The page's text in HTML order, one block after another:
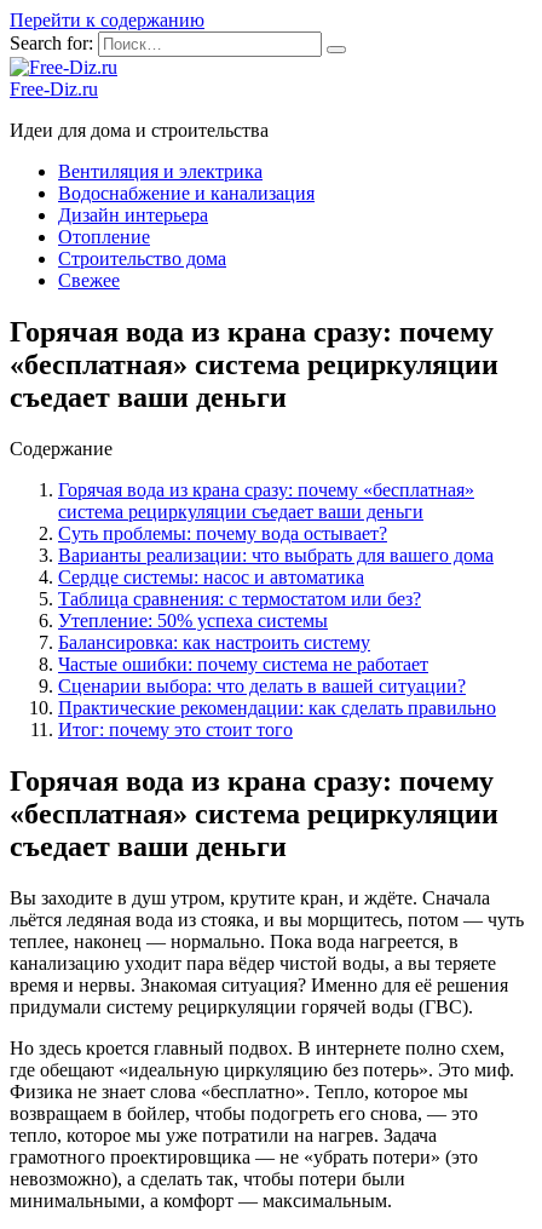
Перейти к содержанию
Search for:
Free-Diz.ru
Идеи для дома и строительства
Вентиляция и электрика
Водоснабжение и канализация
Дизайн интерьера
Отопление
Строительство дома
Свежее
Горячая вода из крана сразу: почему
«бесплатная» система рециркуляции
съедает ваши деньги
Содержание
Горячая вода из крана сразу: почему «бесплатная»
система рециркуляции съедает ваши деньги
Суть проблемы: почему вода остывает?
Варианты реализации: что выбрать для вашего дома
Сердце системы: насос и автоматика
Таблица сравнения: с термостатом или без?
Утепление: 50% успеха системы
Балансировка: как настроить систему
Частые ошибки: почему система не работает
Сценарии выбора: что делать в вашей ситуации?
Практические рекомендации: как сделать правильно
Итог: почему это стоит того
Горячая вода из крана сразу: почему
«бесплатная» система рециркуляции
съедает ваши деньги
Вы заходите в душ утром, крутите кран, и ждёте. Сначала
льётся ледяная вода из стояка, и вы морщитесь, потом — чуть
теплее, наконец — нормально. Пока вода нагреется, в
канализацию уходит пара вёдер чистой воды, а вы теряете
время и нервы. Знакомая ситуация? Именно для её решения
придумали систему рециркуляции горячей воды (ГВС).
Но здесь кроется главный подвох. В интернете полно схем,
где обещают «идеальную циркуляцию без потерь». Это миф.
Физика не знает слова «бесплатно». Тепло, которое мы
возвращаем в бойлер, чтобы подогреть его снова, — это
тепло, которое мы уже потратили на нагрев. Задача
грамотного проектировщика — не «убрать потери» (это
невозможно), а сделать так, чтобы потери были
минимальными, а комфорт — максимальным.